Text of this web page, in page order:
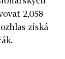
2,058
získá